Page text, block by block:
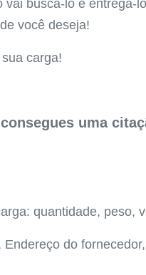
vai buscá-lo e entregá-lo
você deseja!
carga!
uma
quantidade, peso,
Endereço do